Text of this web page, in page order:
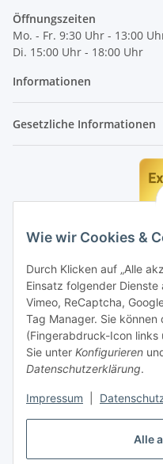
Alle
Wie wir Cookies &
Durch Klicken auf „Alle
Einsatz folgender Dienste
Vimeo, ReCaptcha,
Tag Manager. Sie
(Fingerabdruck-Icon links
Sie unter Konfigurieren
Datenschutzerklärung.
Impressum
Öffnungszeiten
Mo. - Fr. 9:30 Uhr - 13:00
Di. 15:00 Uhr - 18:00 Uhr
Informationen
Gesetzliche Informationen